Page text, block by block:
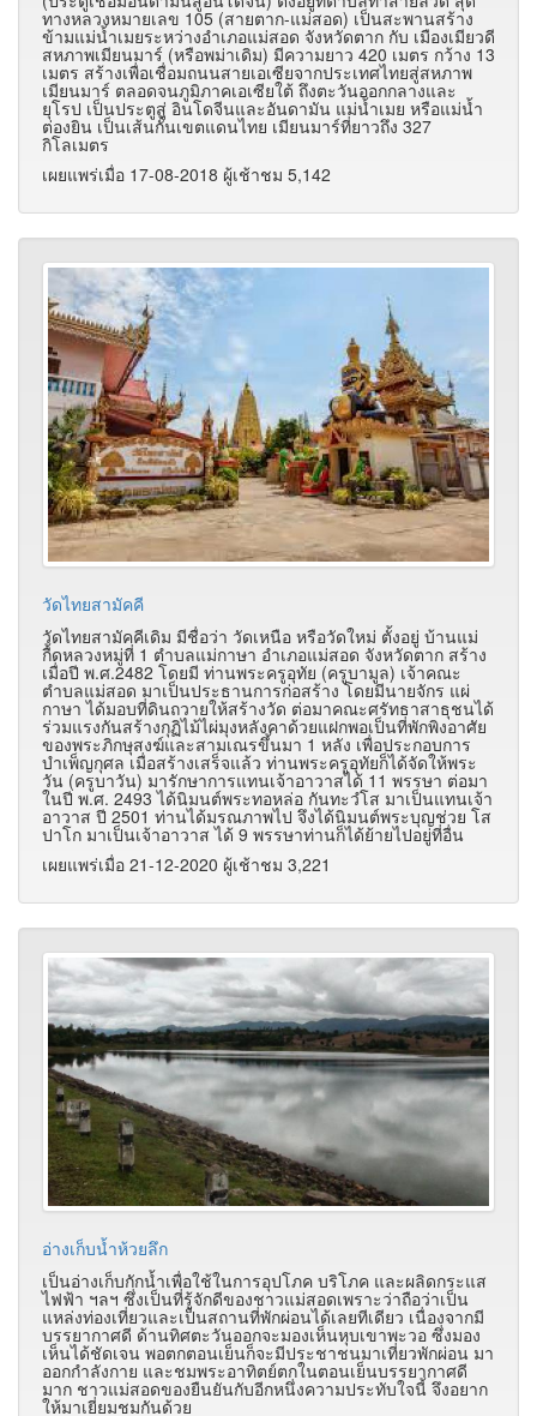
ทางหลวงหมายเลข 105 (สายตาก-แม่สอด) เป็นสะพานสร้าง
ข้ามแม่น้ำเมยระหว่างอำเภอแม่สอด จังหวัดตาก กับ เมืองเมียวดี
สหภาพเมียนมาร์ (หรือพม่าเดิม) มีความยาว 420 เมตร กว้าง 13
เมตร สร้างเพื่อเชื่อมถนนสายเอเซียจากประเทศไทยสู่สหภาพ
เมียนมาร์ ตลอดจนภูมิภาคเอเซียใต้ ถึงตะวันออกกลางและ
ยุโรป เป็นประตูสู่ อินโดจีนและอันดามัน แม่น้ำเมย หรือแม่น้ำ
ต่องยิน เป็นเส้นกั้นเขตแดนไทย เมียนมาร์ที่ยาวถึง 327
กิโลเมตร
เผยแพร่เมื่อ 17-08-2018 ผู้เช้าชม 5,142
วัดไทยสามัคคี
วัดไทยสามัคคีเดิม มีชื่อว่า วัดเหนือ หรือวัดใหม่ ตั้งอยู่ บ้านแม่
กื้ดหลวงหมู่ที่ 1 ตำบลแม่กาษา อำเภอแม่สอด จังหวัดตาก สร้าง
เมื่อปี พ.ศ.2482 โดยมี ท่านพระครูอุทัย (ครูบามูล) เจ้าคณะ
ตำบลแม่สอด มาเป็นประธานการก่อสร้าง โดยมีนายจักร แผ่
กาษา ได้มอบที่ดินถวายให้สร้างวัด ต่อมาคณะศรัทธาสาธุชนได้
ร่วมแรงกันสร้างกุฏิไม้ไผ่มุงหลังคาด้วยแฝกพอเป็นที่พักพิงอาศัย
ของพระภิกษุสงฆ์และสามเณรขึ้นมา 1 หลัง เพื่อประกอบการ
บำเพ็ญกุศล เมื่อสร้างเสร็จแล้ว ท่านพระครูอุทัยก็ได้จัดให้พระ
วัน (ครูบาวัน) มารักษาการแทนเจ้าอาวาสได้ 11 พรรษา ต่อมา
ในปี พ.ศ. 2493 ได้นิมนต์พระทอหล่อ กันทะวํโส มาเป็นแทนเจ้า
อาวาส ปี 2501 ท่านได้มรณภาพไป จึงได้นิมนต์พระบุญช่วย โส
ปาโก มาเป็นเจ้าอาวาส ได้ 9 พรรษาท่านก็ได้ย้ายไปอยู่ที่อื่น
เผยแพร่เมื่อ 21-12-2020 ผู้เช้าชม 3,221
อ่างเก็บน้ำห้วยลึก
เป็นอ่างเก็บกักน้ำเพื่อใช้ในการอุปโภค บริโภค และผลิดกระแส
ไฟฟ้า ฯลฯ ซึ่งเป็นที่รู้จักดีของชาวแม่สอดเพราะว่าถือว่าเป็น
แหล่งท่องเที่ยวและเป็นสถานที่พักผ่อนได้เลยทีเดียว เนื่องจากมี
บรรยากาศดี ด้านทิศตะวันออกจะมองเห็นหุบเขาพะวอ ซึ่งมอง
เห็นได้ชัดเจน พอตกตอนเย็นก็จะมีประชาชนมาเที่ยวพักผ่อน มา
ออกกำลังกาย และชมพระอาทิตย์ตกในตอนเย็นบรรยากาศดี
มาก ชาวแม่สอดของยืนยันกับอีกหนึ่งความประทับใจนี้ จึงอยาก
ให้มาเยี่ยมชมกันด้วย